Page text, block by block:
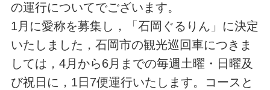
の運行についてでございます。
1月に愛称を募集し，「石岡ぐるりん」に決定
いたしました，石岡市の観光巡回車につきま
しては，4月から6月までの毎週土曜・日曜及
び祝日に，1日7便運行いたします。コースと